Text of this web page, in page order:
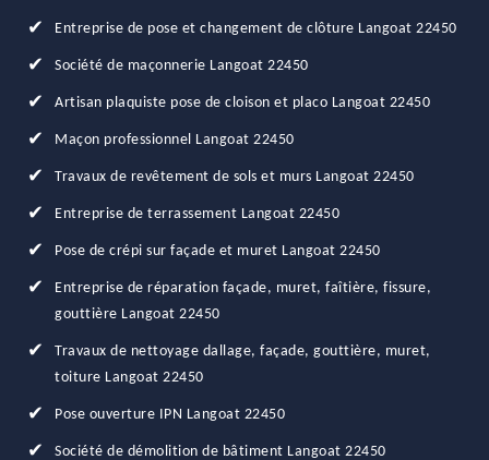
Entreprise de pose et changement de clôture Langoat 22450
Société de maçonnerie Langoat 22450
Artisan plaquiste pose de cloison et placo Langoat 22450
Maçon professionnel Langoat 22450
Travaux de revêtement de sols et murs Langoat 22450
Entreprise de terrassement Langoat 22450
Pose de crépi sur façade et muret Langoat 22450
Entreprise de réparation façade, muret, faîtière, fissure,
gouttière Langoat 22450
Travaux de nettoyage dallage, façade, gouttière, muret,
toiture Langoat 22450
Pose ouverture IPN Langoat 22450
Société de démolition de bâtiment Langoat 22450